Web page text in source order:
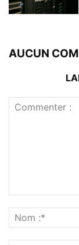
AUCUN